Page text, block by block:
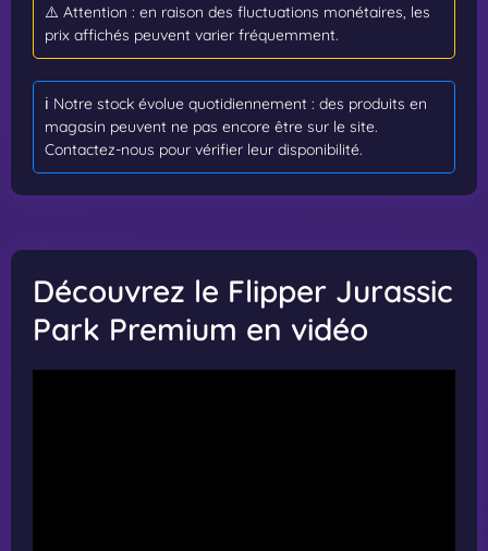
⚠️ Attention : en raison des fluctuations monétaires, les
prix affichés peuvent varier fréquemment.
ℹ️ Notre stock évolue quotidiennement : des produits en
magasin peuvent ne pas encore être sur le site.
Contactez-nous pour vérifier leur disponibilité.
Découvrez le Flipper Jurassic
Park Premium en vidéo